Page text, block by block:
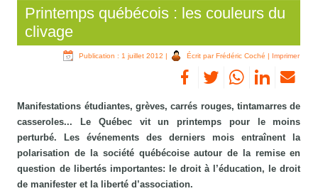
Printemps québécois : les couleurs du
clivage
Publication : 1 juillet 2012 | Écrit par Frédéric Coché | Imprimer
Manifestations étudiantes, grèves, carrés rouges, tintamarres de
casseroles... Le Québec vit un printemps pour le moins
perturbé. Les événements des derniers mois entraînent la
polarisation de la société québécoise autour de la remise en
question de libertés importantes: le droit à l’éducation, le droit
de manifester et la liberté d’association.